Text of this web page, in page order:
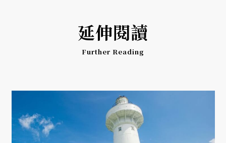
延伸閱讀
Further Reading